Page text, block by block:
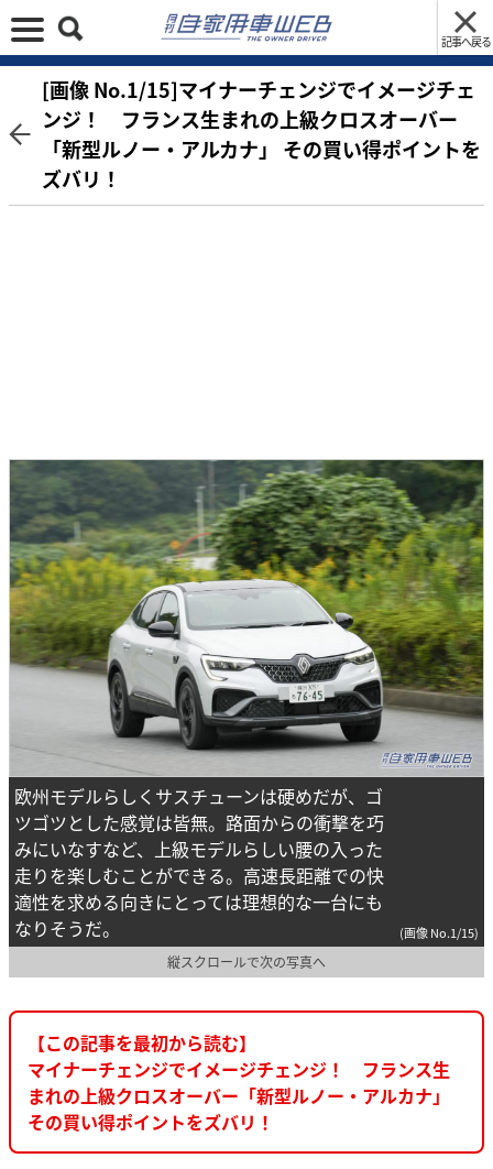
記事へ戻る
[画像 No.1/15]マイナーチェンジでイメージチェ
ンジ！ フランス生まれの上級クロスオーバー
「新型ルノー・アルカナ」 その買い得ポイントを
ズバリ！
欧州モデルらしくサスチューンは硬めだが、ゴ
ツゴツとした感覚は皆無。路面からの衝撃を巧
みにいなすなど、上級モデルらしい腰の入った
走りを楽しむことができる。高速長距離での快
適性を求める向きにとっては理想的な一台にも
なりそうだ。
(画像 No.1/15)
縦スクロールで次の写真へ
【この記事を最初から読む】
マイナーチェンジでイメージチェンジ！ フランス生
まれの上級クロスオーバー「新型ルノー・アルカナ」
その買い得ポイントをズバリ！